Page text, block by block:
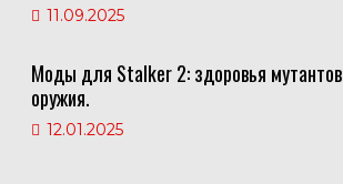
11.09.2025
Моды для Stalker 2: здоровья
оружия.
12.01.2025